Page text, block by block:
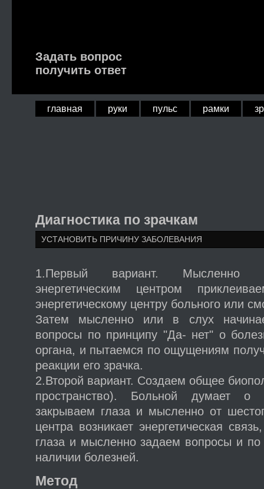
Задать вопрос
получить ответ
главная руки пульс рамки
Диагностика по зрачкам
УСТАНОВИТЬ ПРИЧИНУ ЗАБОЛЕВАНИЯ
1.Первый вариант. Мысленно
энергетическим центром
энергетическому центру больного или
Затем мысленно или в слух
вопросы по принципу "Да- нет" о
органа, и пытаемся по ощущениям
реакции его зрачка.
2.Второй вариант. Создаем общее
пространство). Больной думает о
закрываем глаза и мысленно от
центра возникает энергетическая
глаза и мысленно задаем вопросы и
наличии болезней.
Метод